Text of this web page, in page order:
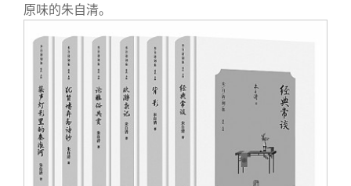
制度法规
联系我们
原味的朱自清。